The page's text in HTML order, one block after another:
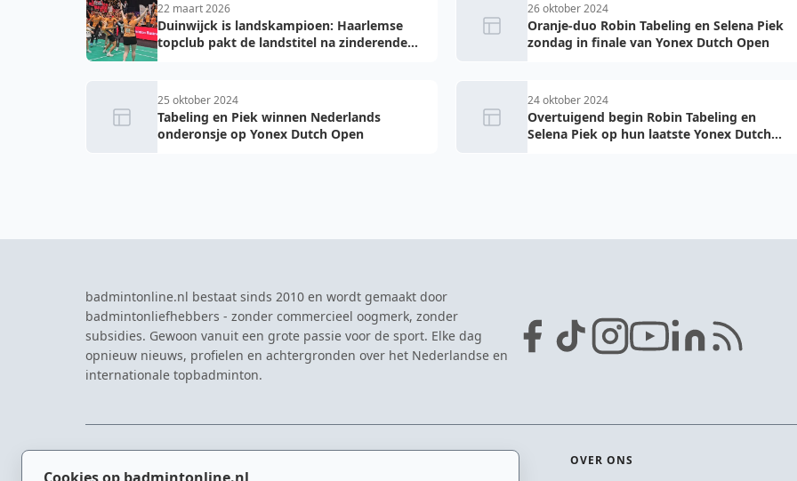
22 maart 2026
Duinwijck is landskampioen: Haarlemse
topclub pakt de landstitel na zinderende
26 oktober 2024
Oranje-duo Robin Tabeling en Selena Piek
zondag in finale van Yonex Dutch Open
25 oktober 2024
Tabeling en Piek winnen Nederlands
onderonsje op Yonex Dutch Open
24 oktober 2024
Overtuigend begin Robin Tabeling en
Selena Piek op hun laatste Yonex Dutch
badmintonline.nl bestaat sinds 2010 en wordt gemaakt door
badmintonliefhebbers - zonder commercieel oogmerk, zonder
subsidies. Gewoon vanuit een grote passie voor de sport. Elke dag
opnieuw nieuws, profielen en achtergronden over het Nederlandse en
internationale topbadminton.
OVER ONS